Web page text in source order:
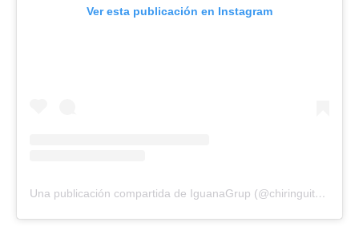
Ver esta publicación en Instagram
Una publicación compartida de IguanaGrup (@chiringuitoiguana)